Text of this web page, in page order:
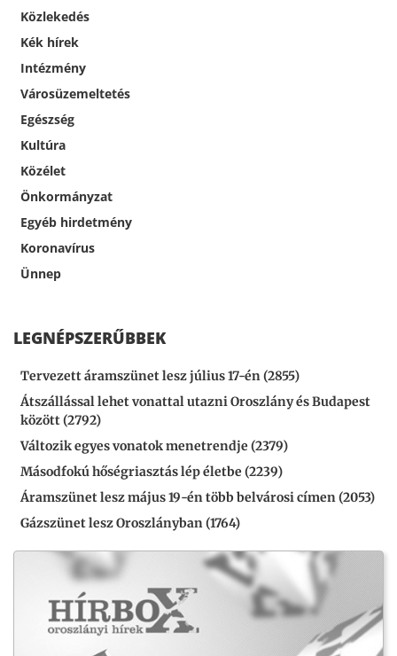
Közlekedés
Kék hírek
Intézmény
Városüzemeltetés
Egészség
Kultúra
Közélet
Önkormányzat
Egyéb hirdetmény
Koronavírus
Ünnep
LEGNÉPSZERŰBBEK
Tervezett áramszünet lesz július 17-én (2855)
Átszállással lehet vonattal utazni Oroszlány és Budapest
között (2792)
Változik egyes vonatok menetrendje (2379)
Másodfokú hőségriasztás lép életbe (2239)
Áramszünet lesz május 19-én több belvárosi címen (2053)
Gázszünet lesz Oroszlányban (1764)